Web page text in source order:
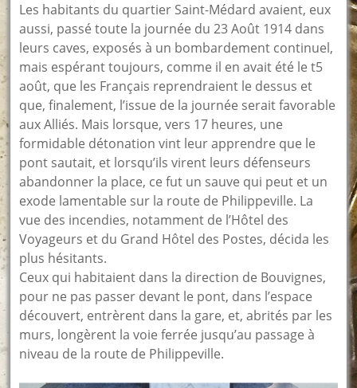
Les habitants du quartier Saint-Médard avaient, eux
aussi, passé toute la journée du 23 Août 1914 dans
leurs caves, exposés à un bombardement continuel,
mais espérant toujours, comme il en avait été le t5
août, que les Français reprendraient le dessus et
que, finalement, l’issue de la journée serait favorable
aux Alliés. Mais lorsque, vers 17 heures, une
formidable détonation vint leur apprendre que le
pont sautait, et lorsqu’ils virent leurs défenseurs
abandonner la place, ce fut un sauve qui peut et un
exode lamentable sur la route de Philippeville. La
vue des incendies, notamment de l’Hôtel des
Voyageurs et du Grand Hôtel des Postes, décida les
plus hésitants.
Ceux qui habitaient dans la direction de Bouvignes,
pour ne pas passer devant le pont, dans l’espace
découvert, entrèrent dans la gare, et, abrités par les
murs, longèrent la voie ferrée jusqu’au passage à
niveau de la route de Philippeville.